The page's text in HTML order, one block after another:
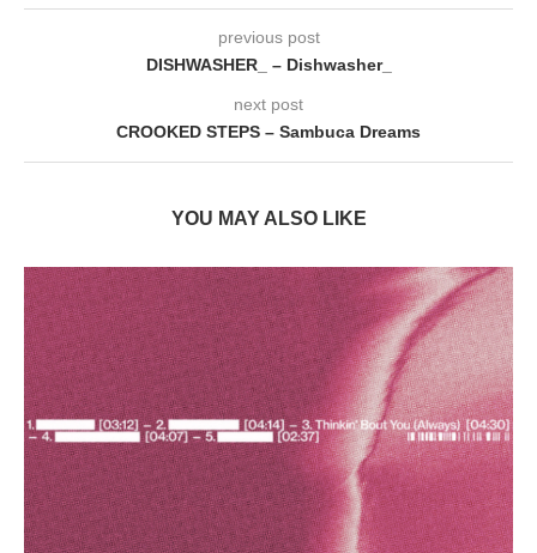
previous post
DISHWASHER_ – Dishwasher_
next post
CROOKED STEPS – Sambuca Dreams
YOU MAY ALSO LIKE